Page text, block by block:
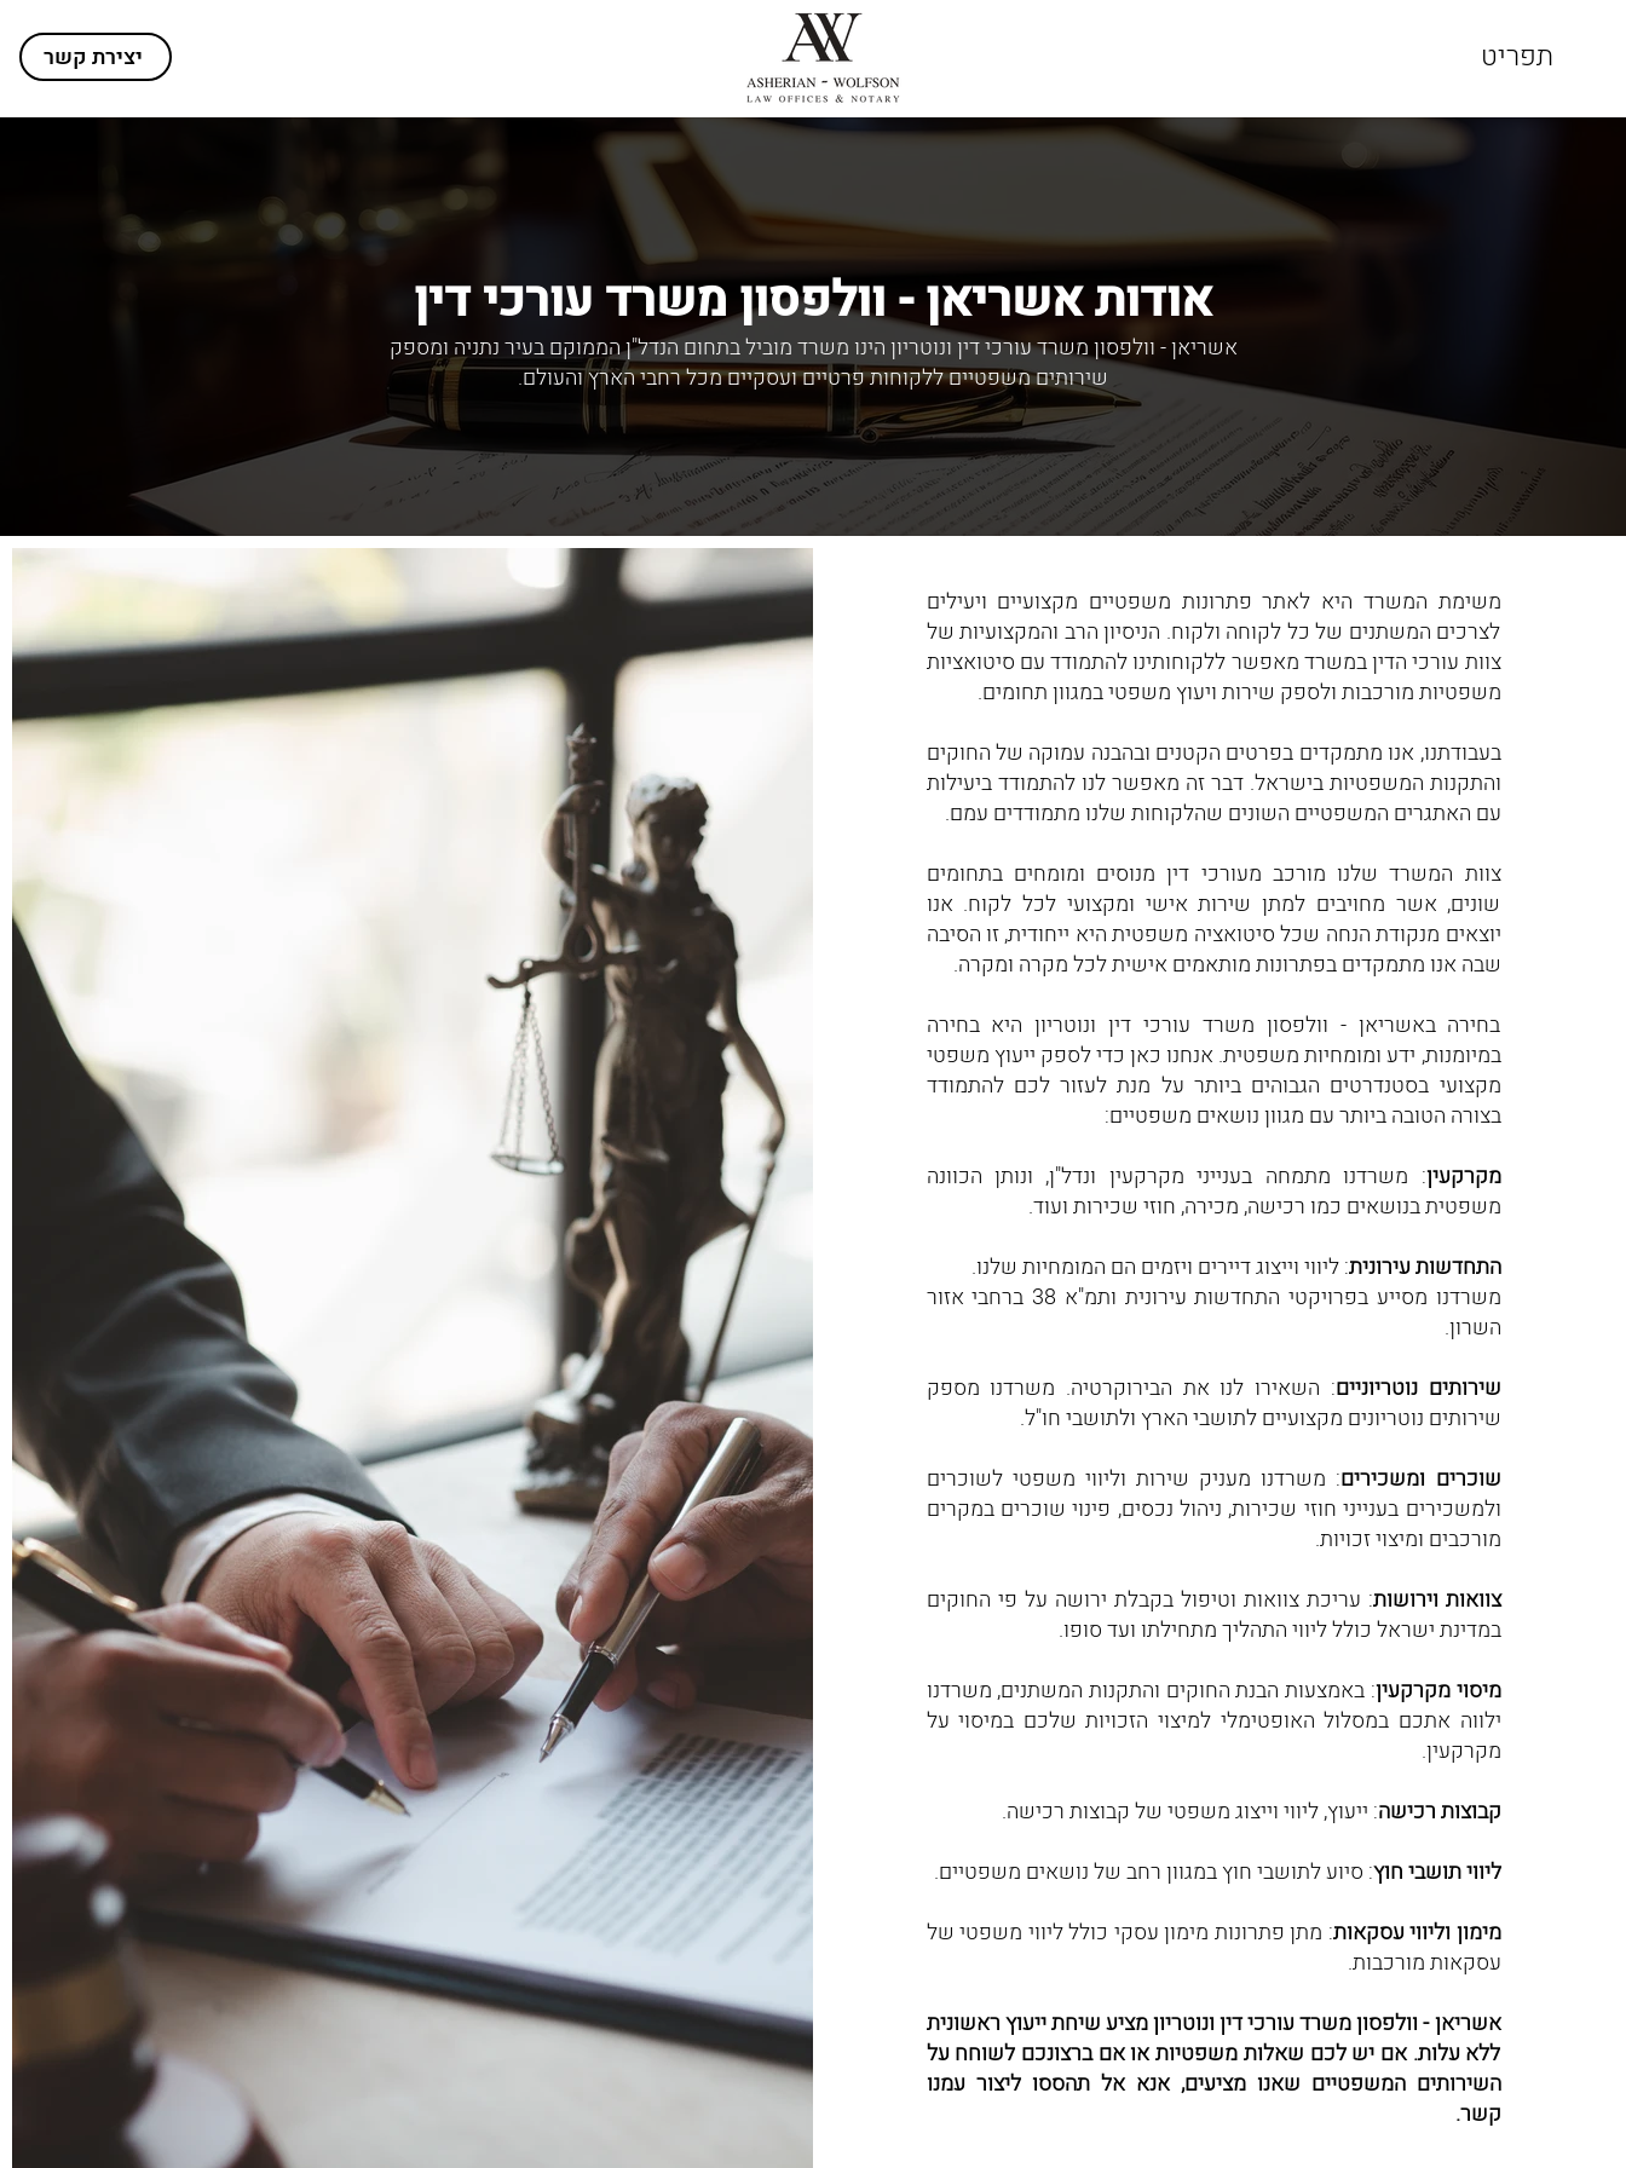
יצירת קשר תפריט
אודות אשריאן - וולפסון משרד עורכי דין
אשריאן - וולפסון משרד עורכי דיןונוטריוןהינו משרד מוביל בתחום הנדל"ן הממוקם בעיר נתניה ומספק
שירותים משפטיים ללקוחות פרטיים ועסקיים מכל רחבי הארץ והעולם.
משימת המשרד היא לאתר פתרונות משפטיים מקצועיים ויעילים
לצרכים המשתנים של כל לקוחה ולקוח. הניסיון הרב והמקצועיות של
צוות עורכי הדין במשרד מאפשר ללקוחותינו להתמודד עם סיטואציות
משפטיות מורכבות ולספק שירות ויעוץ משפטי במגוון תחומים.
בעבודתנו, אנו מתמקדים בפרטים הקטנים ובהבנה עמוקה של החוקים
והתקנות המשפטיות בישראל. דבר זה מאפשר לנו להתמודד ביעילות
עם האתגרים המשפטיים השונים שהלקוחות שלנו מתמודדים עמם.
צוות המשרד שלנו מורכב מעורכי דין מנוסים ומומחים בתחומים
שונים, אשר מחויבים למתן שירות אישי ומקצועי לכל לקוח. אנו
יוצאים מנקודת הנחה שכל סיטואציה משפטית היא ייחודית, זו הסיבה
שבה אנו מתמקדים בפתרונות מותאמים אישית לכל מקרה ומקרה.
בחירה באשריאן - וולפסון משרד עורכי דין ונוטריון היא בחירה
במיומנות, ידע ומומחיות משפטית. אנחנו כאן כדי לספק ייעוץ משפטי
מקצועי בסטנדרטים הגבוהים ביותר על מנת לעזור לכם להתמודד
בצורה הטובה ביותר עם מגוון נושאים משפטיים:
מקרקעין: משרדנו מתמחה בענייני מקרקעין ונדל"ן, ונותן הכוונה
משפטית בנושאים כמו רכישה, מכירה, חוזי שכירות ועוד.
התחדשות עירונית: ליווי וייצוג דיירים ויזמים הם המומחיות שלנו.
משרדנו מסייע בפרויקטי התחדשות עירונית ותמ"א 38 ברחבי אזור
השרון.
שירותים נוטריוניים: השאירו לנו את הבירוקרטיה. משרדנו מספק
שירותים נוטריונים מקצועיים לתושבי הארץ ולתושבי חו"ל.
שוכרים ומשכירים: משרדנו מעניק שירות וליווי משפטי לשוכרים
ולמשכירים בענייני חוזי שכירות, ניהול נכסים, פינוי שוכרים במקרים
מורכבים ומיצוי זכויות.
צוואות וירושות: עריכת צוואות וטיפול בקבלת ירושה על פי החוקים
במדינת ישראל כולל ליווי התהליך מתחילתו ועד סופו.
מיסוי מקרקעין: באמצעות הבנת החוקים והתקנות המשתנים, משרדנו
ילווה אתכם במסלול האופטימלי למיצוי הזכויות שלכם במיסוי על
מקרקעין.
קבוצות רכישה: ייעוץ, ליווי וייצוג משפטי של קבוצות רכישה.
ליווי תושבי חוץ: סיוע לתושבי חוץ במגוון רחב של נושאים משפטיים.
מימון וליווי עסקאות: מתן פתרונות מימון עסקי כולל ליווי משפטי של
עסקאות מורכבות.
אשריאן - וולפסון משרד עורכי דין ונוטריון מציע שיחת ייעוץ ראשונית
ללא עלות. אם יש לכם שאלות משפטיות או אם ברצונכם לשוחח על
השירותים המשפטיים שאנו מציעים, אנא אל תהססו ליצור עמנו
קשר.